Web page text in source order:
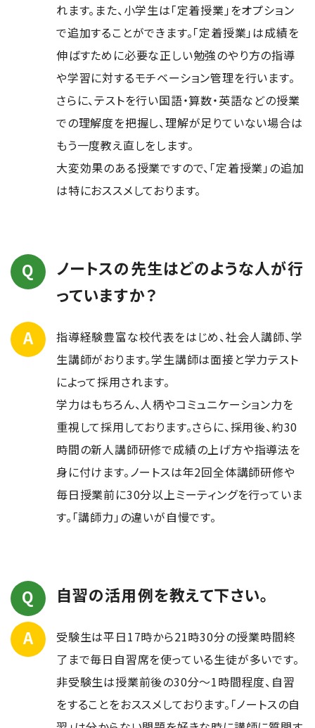
れます。また、小学生は「定着授業」をオプション
で追加することができます。「定着授業」は成績を
伸ばすために必要な正しい勉強のやり方の指導
や学習に対するモチベーション管理を行います。
さらに、テストを行い国語・算数・英語などの授業
での理解度を把握し、理解が足りていない場合は
もう一度教え直しをします。
大変効果のある授業ですので、「定着授業」の追加
は特におススメしております。
ノートスの先生はどのような人が行
っていますか？
指導経験豊富な校代表をはじめ、社会人講師、学
生講師がおります。学生講師は面接と学力テスト
によって採用されます。
学力はもちろん、人柄やコミュニケーション力を
重視して採用しております。さらに、採用後、約30
時間の新人講師研修で成績の上げ方や指導法を
身に付けます。ノートスは年2回全体講師研修や
毎日授業前に30分以上ミーティングを行っていま
す。「講師力」の違いが自慢です。
自習の活用例を教えて下さい。
受験生は平日17時から21時30分の授業時間終
了まで毎日自習席を使っている生徒が多いです。
非受験生は授業前後の30分～1時間程度、自習
をすることをおススメしております。「ノートスの自